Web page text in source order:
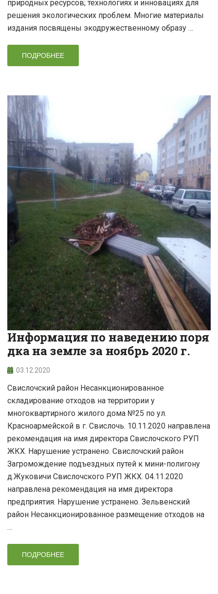
природных ресурсов; технологиях и инновациях для
решения экологических проблем. Многие материалы
издания посвящены экодружественному образу …
ПОДРОБНЕЕ
Информация по наведению поря
дка на земле за ноябрь 2020 г.
03.12.2020
Свислочский район Несанкционированное
складирование отходов на территории у
многоквартирного жилого дома №25 по ул.
Красноармейской в г. Свислочь. 10.11.2020 направлена
рекомендация на имя директора Свислочского РУП
ЖКХ. Нарушение устранено. Свислочский район
Загромождение подъездных путей к мини-полигону
д.Жуковичи Свислочского РУП ЖКХ. 04.11.2020
направлена рекомендация на имя директора
предприятия. Нарушение устранено. Зельвенский
район Несанкционированное размещение отходов на
…
ПОДРОБНЕЕ